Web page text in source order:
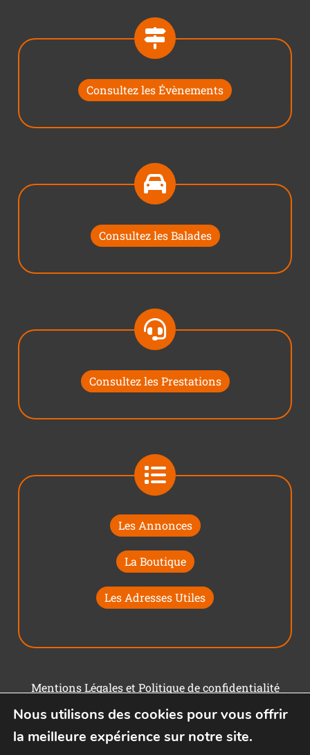
Consultez les Évènements
Consultez les Balades
Consultez les Prestations
Les Annonces
La Boutique
Les Adresses Utiles
Mentions Légales et Politique de confidentialité
Conditions générales d'utilisation
Nous utilisons des cookies pour vous offrir
la meilleure expérience sur notre site.